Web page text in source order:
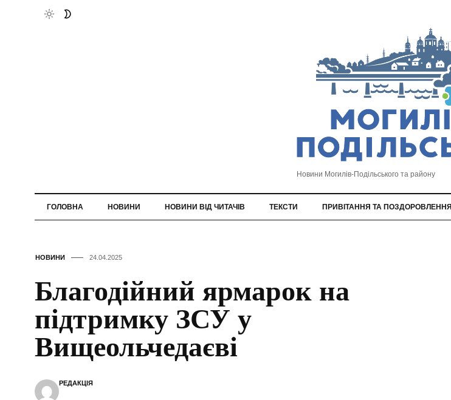
Новини Могилів-Подільського та району
ГОЛОВНА НОВИНИ НОВИНИ ВІД ЧИТАЧІВ ТЕКСТИ ПРИВІТАННЯ ТА ПОЗДОРОВЛЕННЯ
НОВИНИ 24.04.2025
Благодійний ярмарок на
підтримку ЗСУ у
Вищеольчедаєві
РЕДАКЦІЯ